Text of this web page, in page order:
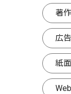
著
広
紙